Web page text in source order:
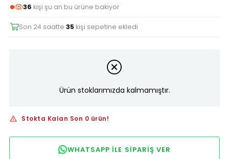
36 kişi şu an bu ürüne bakıyor
Son 24 saatte35 kişi sepetine ekledi
Ürün stoklarımızda kalmamıştır.
Stokta Kalan Son 0 ürün!
WHATSAPP ILE SIPARIŞ VER